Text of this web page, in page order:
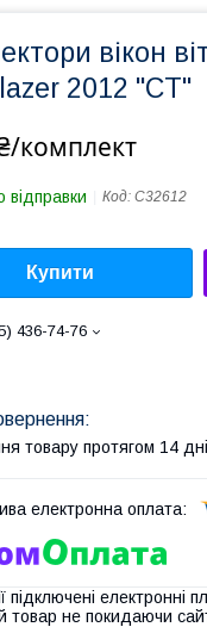
вікон
2012 "CT"
комплект
відправки Код: C32612
Купити
436-74-76
товару протягом 14
підключені електронні
товар не покидаючи